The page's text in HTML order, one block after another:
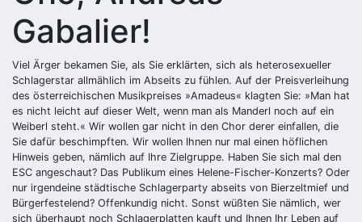
Gabalier!
Viel Ärger bekamen Sie, als Sie erklärten, sich als heterosexueller
Schlagerstar allmählich im Abseits zu fühlen. Auf der Preisverleihung
des österreichischen Musikpreises »Amadeus« klagten Sie: »Man hat
es nicht leicht auf dieser Welt, wenn man als Manderl noch auf ein
Weiberl steht.« Wir wollen gar nicht in den Chor derer einfallen, die
Sie dafür beschimpften. Wir wollen Ihnen nur mal einen höflichen
Hinweis geben, nämlich auf Ihre Zielgruppe. Haben Sie sich mal den
ESC angeschaut? Das Publikum eines Helene-Fischer-Konzerts? Oder
nur irgendeine städtische Schlagerparty abseits von Bierzeltmief und
Bürgerfestelend? Offenkundig nicht. Sonst wüßten Sie nämlich, wer
sich überhaupt noch Schlagerplatten kauft und Ihnen Ihr Leben auf